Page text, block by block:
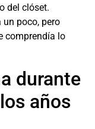
del clóset.
poco, pero
comprendía lo
durante
años